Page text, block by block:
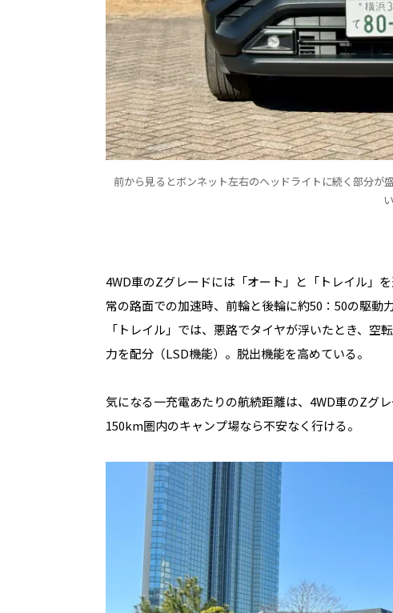
前から見るとボンネット左右のヘッドライトに続く部分が
4WD車のZグレードには「オート」と「トレイル」
常の路面での加速時、前輪と後輪に約50：50の駆動
「トレイル」では、悪路でタイヤが浮いたとき、
力を配分（LSD機能）。脱出機能を高めている。
気になる一充電あたりの航続距離は、4WD車のZグ
150km圏内のキャンプ場なら不安なく行ける。